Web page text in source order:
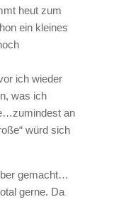
heut zum
ein kleines
ich wieder
was ich
an
würd sich
gemacht…
gerne. Da